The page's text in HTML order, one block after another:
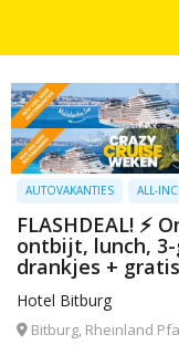
AUTOVAKANTIES ALL-
FLASHDEAL! ⚡
ontbijt, lunch,
drankjes +
Hotel Bitburg
Bitburg, Rheinland